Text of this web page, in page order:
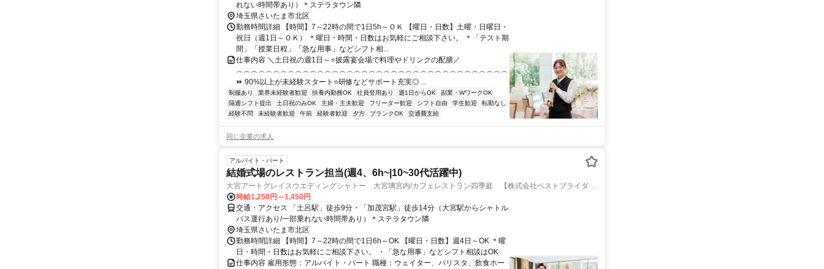
れない時間帯あり）＊ステラタウン隣
埼玉県さいたま市北区
勤務時間詳細 【時間】7～22時の間で1日5h～ＯＫ 【曜日・日数】土曜・日曜日・
祝日（週1日～ＯＫ） ＊曜日・時間・日数はお気軽にご相談下さい。 ＊「テスト期
間」「授業日程」「急な用事」などシフト相...
仕事内容 ＼土日祝の週1日～⭐披露宴会場で料理やドリンクの配膳／
︵︵︵︵︵︵︵︵︵︵︵︵︵︵︵︵︵︵︵︵︵︵︵︵︵︵︵︵︵︵︵︵︵︵︵︵︵
⏩ 90%以上が未経験スタート⭐研修などサポート充実◎ ...
制服あり 業界未経験者歓迎 扶養内勤務OK 社員登用あり 週1日からOK
副業・WワークOK
隔週シフト提出
土日祝のみOK 主婦・主夫歓迎 フリーター歓迎 シフト自由 学生歓迎
転勤なし
経験不問
未経験者歓迎 午前 経験者歓迎 夕方 ブランクOK 交通費支給
同じ企業の求人
アルバイト・パート
結婚式場のレストラン担当(週4、6h~|10~30代活躍中)
大宮アートグレイスウエディングシャトー 大宮璃宮内/カフェレストラン四季庭 【株式会社ベストブライダ
ル】時給1,250円～1,450円
交通・アクセス 「土呂駅」徒歩9分・「加茂宮駅」徒歩14分（大宮駅からシャトル
バス運行あり/一部乗れない時間帯あり）＊ステラタウン隣
埼玉県さいたま市北区
勤務時間詳細 【時間】7～22時の間で1日6h～OK 【曜日・日数】週4日～OK ＊曜
日・時間・日数はお気軽にご相談下さい。 ・「急な用事」などシフト相談はOK
仕事内容 雇用形態：アルバイト・パート 職種：ウェイター、バリスタ、飲食ホー